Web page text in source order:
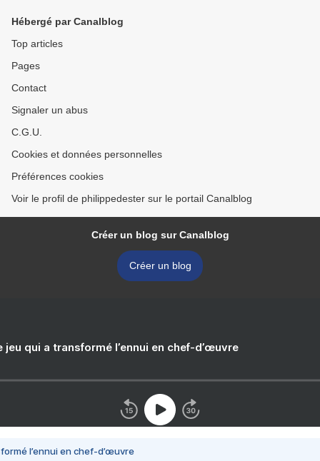
Hébergé par Canalblog
Top articles
Pages
Contact
Signaler un abus
C.G.U.
Cookies et données personnelles
Préférences cookies
Voir le profil de philippedester sur le portail Canalblog
Créer un blog sur Canalblog
Créer un blog
jeu qui a transformé l’ennui en chef-d’œuvre
l’ennui en chef-d’œuvre